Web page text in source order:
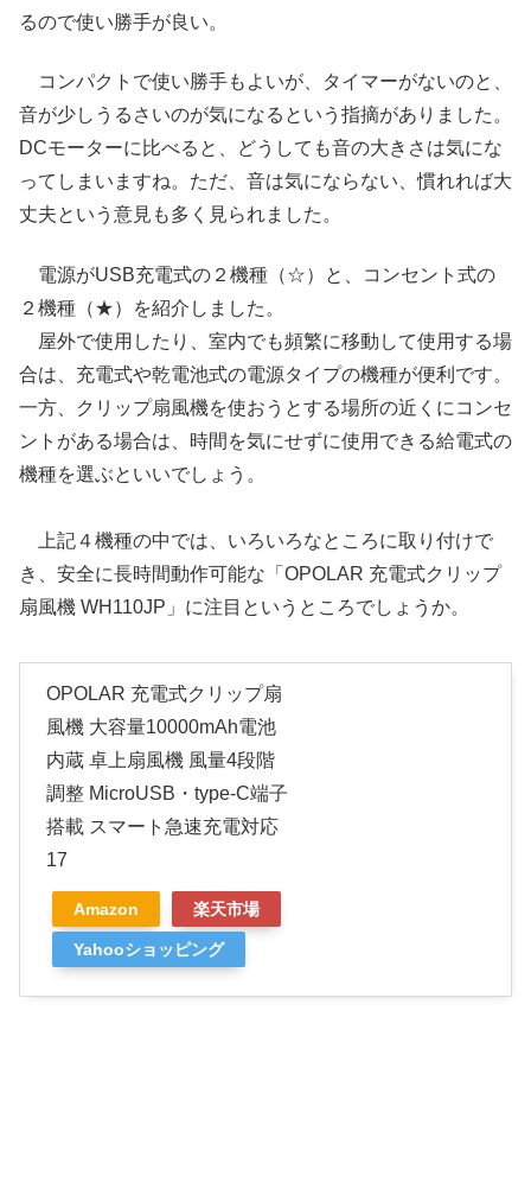
るので使い勝手が良い。
コンパクトで使い勝手もよいが、タイマーがないのと、
音が少しうるさいのが気になるという指摘がありました。
DCモーターに比べると、どうしても音の大きさは気にな
ってしまいますね。ただ、音は気にならない、慣れれば大
丈夫という意見も多く見られました。
電源がUSB充電式の２機種（☆）と、コンセント式の
２機種（★）を紹介しました。
屋外で使用したり、室内でも頻繁に移動して使用する場
合は、充電式や乾電池式の電源タイプの機種が便利です。
一方、クリップ扇風機を使おうとする場所の近くにコンセ
ントがある場合は、時間を気にせずに使用できる給電式の
機種を選ぶといいでしょう。
上記４機種の中では、いろいろなところに取り付けで
き、安全に長時間動作可能な「OPOLAR 充電式クリップ
扇風機 WH110JP」に注目というところでしょうか。
OPOLAR 充電式クリップ扇
風機 大容量10000mAh電池
内蔵 卓上扇風機 風量4段階
調整 MicroUSB・type-C端子
搭載 スマート急速充電対応
17
Amazon 楽天市場
Yahooショッピング